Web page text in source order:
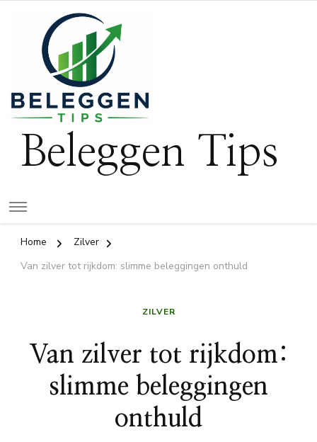
Beleggen Tips
Home
Zilver
Van zilver tot rijkdom: slimme beleggingen onthuld
ZILVER
Van zilver tot rijkdom:
slimme beleggingen
onthuld